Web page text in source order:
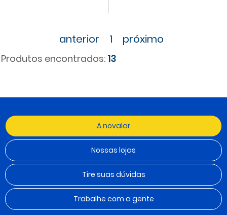
anterior 1 próximo
Produtos encontrados: 13
A novalar
Nossas lojas
Tire suas dúvidas
Trabalhe com a gente